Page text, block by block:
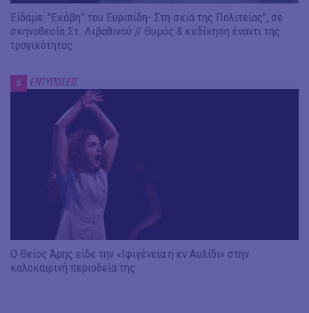
Είδαμε: "Εκάβη” του Ευριπίδη- Στη σκιά της Πολιτείας", σε
σκηνοθεσία Στ. Λιβαθινού // Θυμός & εκδίκηση έναντι της
τραγικότητας
# ΕΝΤΥΠΩΣΕΙΣ
Ο Θείος Άρης είδε την «Ιφιγένεια η εν Αυλίδι» στην
καλοκαιρινή περιοδεία της